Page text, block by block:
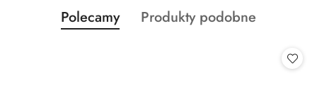
Pomiń karuzelę produktów
Produkty
o
Polecamy
Produkty
Produkty podobne